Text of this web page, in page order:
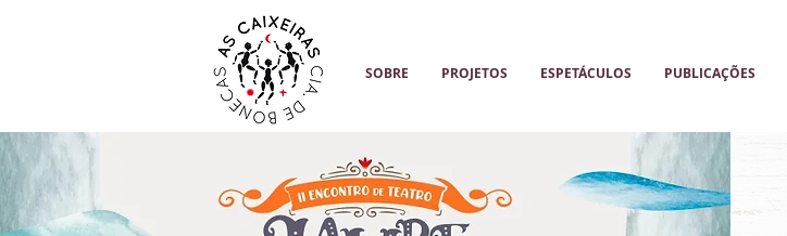
SOBRE PROJETOS ESPETÁCULOS PUBLICAÇÕES